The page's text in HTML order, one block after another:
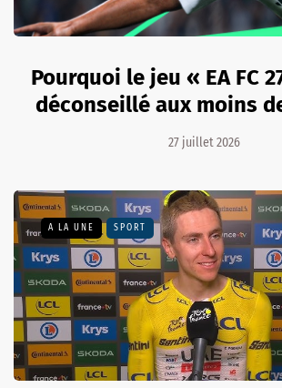
Pourquoi le jeu « EA FC
déconseillé aux moins
27 juillet 2026
A LA UNE SPORT